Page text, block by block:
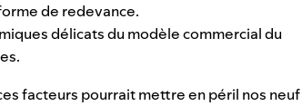
de redevance.
délicats du modèle commercial du
facteurs pourrait mettre en péril nos neuf